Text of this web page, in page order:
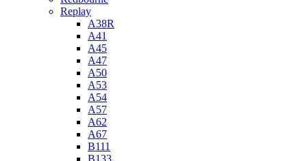
Replay
A38R
A41
A45
A47
A50
A53
A54
A57
A62
A67
B111
B133